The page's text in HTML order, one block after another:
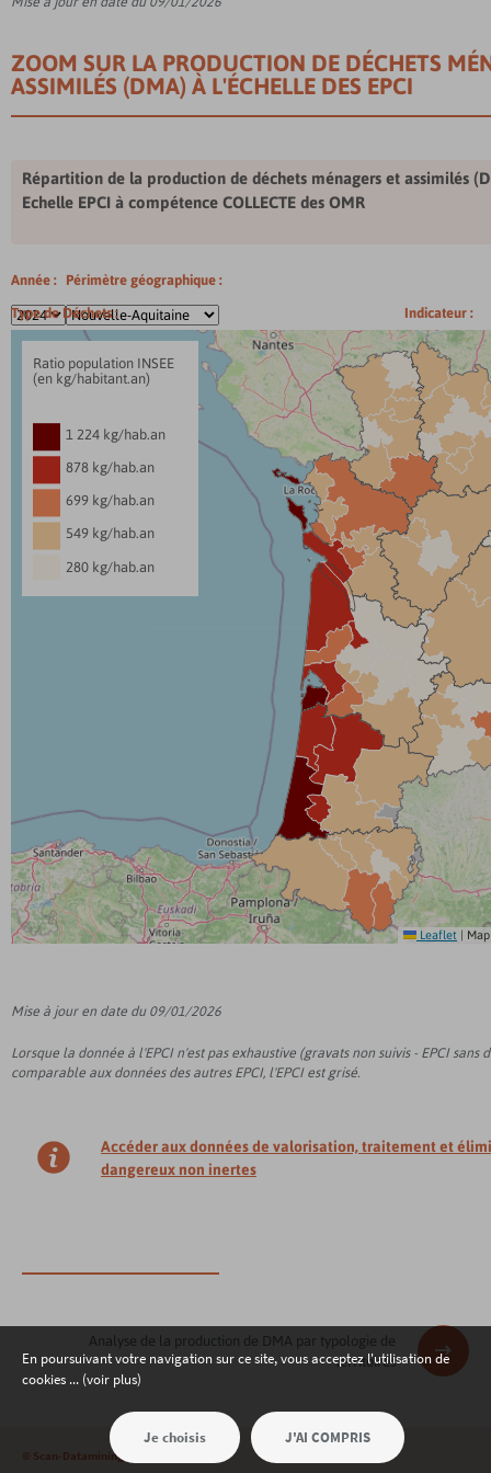
ZOOM SUR LA PRODUCTION DE DÉCHETS
ASSIMILÉS (DMA) À L'ÉCHELLE DES EPCI
Répartition de la production de déchets ménagers et assimilés
Echelle EPCI à compétence COLLECTE des OMR
Année : Périmètre géographique :
Type de Déchets :
Indicateur :
1 224 kg/hab.an
878 kg/hab.an
699 kg/hab.an
549 kg/hab.an
280 kg/hab.an
Ratio population INSEE
(en kg/habitant.an)
Leaflet |
Mise à jour en date du 09/01/2026
Lorsque la donnée à l'EPCI n'est pas exhaustive (gravats non suivis - EPCI sans
comparable aux données des autres EPCI, l'EPCI est grisé.
Accéder aux données de valorisation, traitement et
dangereux non inertes
Analyse de la production de DMA par typologie de
territoires
© Scan-Datamining
En poursuivant votre navigation sur ce site, vous acceptez l'utilisation de
cookies ... (voir plus)
Je choisis J'AI COMPRIS